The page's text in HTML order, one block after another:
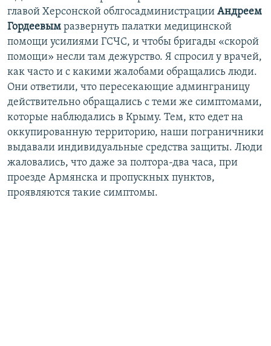
главой Херсонской облгосадминистрации Андреем
Гордеевым развернуть палатки медицинской
помощи усилиями ГСЧС, и чтобы бригады «скорой
помощи» несли там дежурство. Я спросил у врачей,
как часто и с какими жалобами обращались люди.
Они ответили, что пересекающие админграницу
действительно обращались с теми же симптомами,
которые наблюдались в Крыму. Тем, кто едет на
оккупированную территорию, наши пограничники
выдавали индивидуальные средства защиты. Люди
жаловались, что даже за полтора-два часа, при
проезде Армянска и пропускных пунктов,
проявляются такие симптомы.